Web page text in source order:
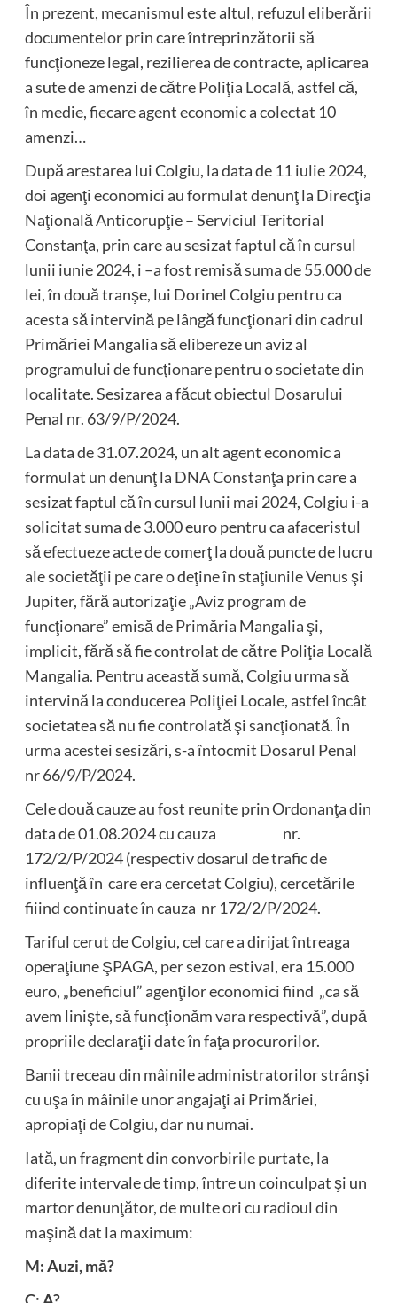
În prezent, mecanismul este altul, refuzul eliberării
documentelor prin care întreprinzătorii să
funcţioneze legal, rezilierea de contracte, aplicarea
a sute de amenzi de către Poliţia Locală, astfel că,
în medie, fiecare agent economic a colectat 10
amenzi…
După arestarea lui Colgiu, la data de 11 iulie 2024,
doi agenţi economici au formulat denunţ la Direcţia
Naţională Anticorupţie – Serviciul Teritorial
Constanţa, prin care au sesizat faptul că în cursul
lunii iunie 2024, i –a fost remisă suma de 55.000 de
lei, în două tranşe, lui Dorinel Colgiu pentru ca
acesta să intervină pe lângă funcţionari din cadrul
Primăriei Mangalia să elibereze un aviz al
programului de funcţionare pentru o societate din
localitate. Sesizarea a făcut obiectul Dosarului
Penal nr. 63/9/P/2024.
La data de 31.07.2024, un alt agent economic a
formulat un denunţ la DNA Constanţa prin care a
sesizat faptul că în cursul lunii mai 2024, Colgiu i-a
solicitat suma de 3.000 euro pentru ca afaceristul
să efectueze acte de comerţ la două puncte de lucru
ale societăţii pe care o deţine în staţiunile Venus şi
Jupiter, fără autorizaţie „Aviz program de
funcţionare” emisă de Primăria Mangalia şi,
implicit, fără să fie controlat de către Poliţia Locală
Mangalia. Pentru această sumă, Colgiu urma să
intervină la conducerea Poliţiei Locale, astfel încât
societatea să nu fie controlată şi sancţionată. În
urma acestei sesizări, s-a întocmit Dosarul Penal
nr 66/9/P/2024.
Cele două cauze au fost reunite prin Ordonanţa din
data de 01.08.2024 cu cauza nr.
172/2/P/2024 (respectiv dosarul de trafic de
influenţă în care era cercetat Colgiu), cercetările
fiiind continuate în cauza nr 172/2/P/2024.
Tariful cerut de Colgiu, cel care a dirijat întreaga
operaţiune ŞPAGA, per sezon estival, era 15.000
euro, „beneficiul” agenţilor economici fiind „ca să
avem linişte, să funcţionăm vara respectivă”, după
propriile declaraţii date în faţa procurorilor.
Banii treceau din mâinile administratorilor strânşi
cu uşa în mâinile unor angajaţi ai Primăriei,
apropiaţi de Colgiu, dar nu numai.
Iată, un fragment din convorbirile purtate, la
diferite intervale de timp, între un coinculpat şi un
martor denunţător, de multe ori cu radioul din
maşină dat la maximum:
M: Auzi, mă?